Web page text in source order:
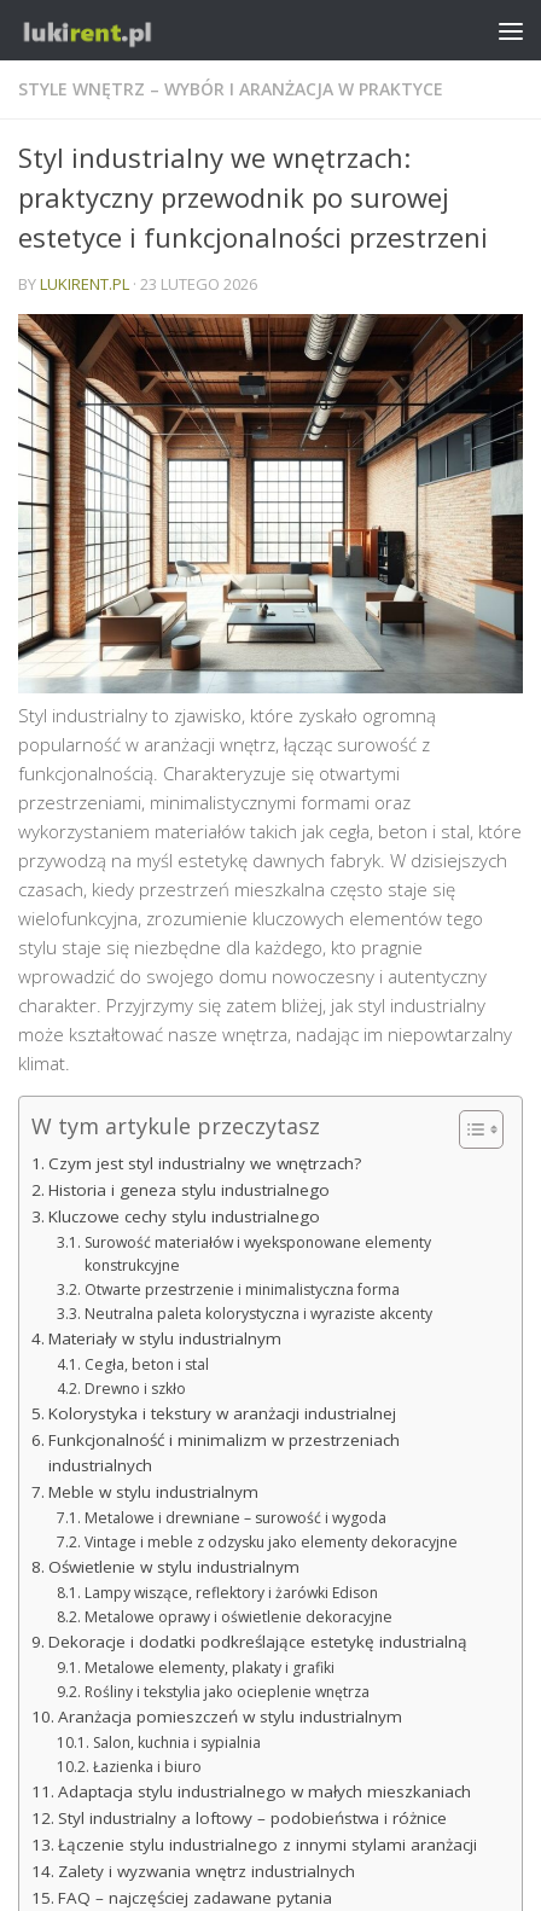
STYLE WNĘTRZ – WYBÓR I ARANŻACJA W PRAKTYCE
Styl industrialny we wnętrzach:
praktyczny przewodnik po surowej
estetyce i funkcjonalności przestrzeni
BYLUKIRENT.PL · 23 LUTEGO 2026
Styl industrialny to zjawisko, które zyskało ogromną
popularność w aranżacji wnętrz, łącząc surowość z
funkcjonalnością. Charakteryzuje się otwartymi
przestrzeniami, minimalistycznymi formami oraz
wykorzystaniem materiałów takich jak cegła, beton i stal, które
przywodzą na myśl estetykę dawnych fabryk. W dzisiejszych
czasach, kiedy przestrzeń mieszkalna często staje się
wielofunkcyjna, zrozumienie kluczowych elementów tego
stylu staje się niezbędne dla każdego, kto pragnie
wprowadzić do swojego domu nowoczesny i autentyczny
charakter. Przyjrzymy się zatem bliżej, jak styl industrialny
może kształtować nasze wnętrza, nadając im niepowtarzalny
klimat.
W tym artykule przeczytasz
Czym jest styl industrialny we wnętrzach?
Historia i geneza stylu industrialnego
Kluczowe cechy stylu industrialnego
Surowość materiałów i wyeksponowane elementy
konstrukcyjne
Otwarte przestrzenie i minimalistyczna forma
Neutralna paleta kolorystyczna i wyraziste akcenty
Materiały w stylu industrialnym
Cegła, beton i stal
Drewno i szkło
Kolorystyka i tekstury w aranżacji industrialnej
Funkcjonalność i minimalizm w przestrzeniach
industrialnych
Meble w stylu industrialnym
Metalowe i drewniane – surowość i wygoda
Vintage i meble z odzysku jako elementy dekoracyjne
Oświetlenie w stylu industrialnym
Lampy wiszące, reflektory i żarówki Edison
Metalowe oprawy i oświetlenie dekoracyjne
Dekoracje i dodatki podkreślające estetykę industrialną
Metalowe elementy, plakaty i grafiki
Rośliny i tekstylia jako ocieplenie wnętrza
Aranżacja pomieszczeń w stylu industrialnym
Salon, kuchnia i sypialnia
Łazienka i biuro
Adaptacja stylu industrialnego w małych mieszkaniach
Styl industrialny a loftowy – podobieństwa i różnice
Łączenie stylu industrialnego z innymi stylami aranżacji
Zalety i wyzwania wnętrz industrialnych
FAQ – najczęściej zadawane pytania